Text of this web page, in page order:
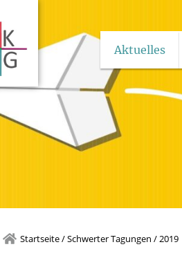
Aktuelles
Startseite/Schwerter Tagungen /2019